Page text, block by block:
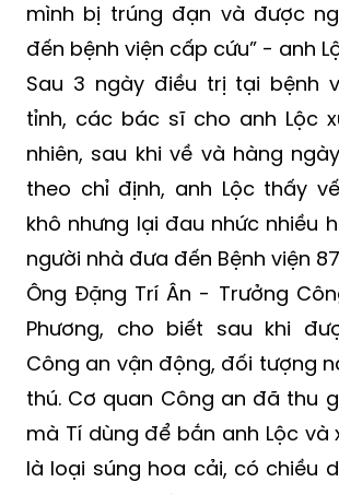
đầu tôi cứ tưởng nó bắn không
sau đó tôi thấy máu chảy
mình bị trúng đạn và được
đến bệnh viện cấp cứu” - anh
Sau 3 ngày điều trị tại bệnh
tỉnh, các bác sĩ cho anh Lộc
nhiên, sau khi về và hàng
theo chỉ định, anh Lộc thấy
khô nhưng lại đau nhức nhiều
người nhà đưa đến Bệnh viện
Ông Đặng Trí Ân - Trưởng
Phương, cho biết sau khi
Công an vận động, đối tượng
thú. Cơ quan Công an đã thu